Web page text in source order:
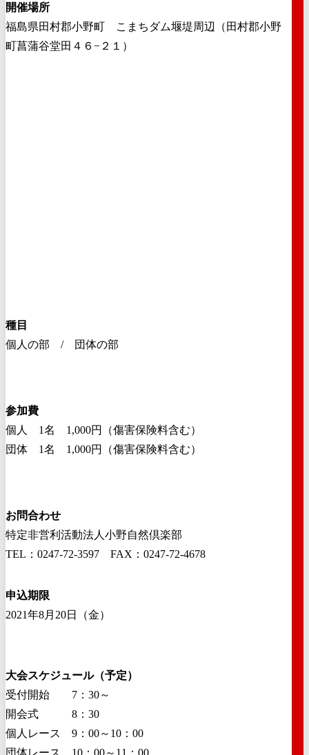
開催場所
福島県田村郡小野町 こまちダム堰堤周辺（田村郡小野
町菖蒲谷堂田４６−２１）
種目
個人の部 / 団体の部
参加費
個人 1名 1,000円（傷害保険料含む）
団体 1名 1,000円（傷害保険料含む）
お問合わせ
特定非営利活動法人小野自然倶楽部
TEL：0247-72-3597 FAX：0247-72-4678
申込期限
2021年8月20日（金）
大会スケジュール（予定）
受付開始 7：30～
開会式 8：30
個人レース 9：00～10：00
団体レース 10：00～11：00